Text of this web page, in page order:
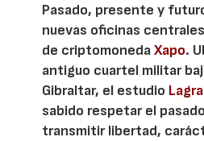
Pasado, presente y
nuevas oficinas
de criptomonedaXapo.
antiguo cuartel militar
Gibraltar, el estudio
sabido respetar el
transmitir libertad,